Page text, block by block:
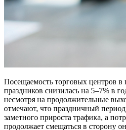
Посещаемость торговых центров в
праздников снизилась на 5–7% в
несмотря на продолжительные
отмечают, что праздничный
заметного прироста трафика, а
продолжает смещаться в сторону